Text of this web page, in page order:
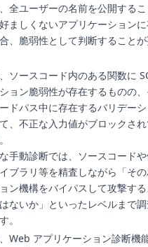
全ユーザーの名前を公開する
ましくないアプリケーション
、脆弱性として判断すること
ソースコード内のある関数に
ョン脆弱性が存在するものの
ドパス中に存在するバリデー
、不正な入力値がブロックさ
手動診断では、ソースコード
ブラリ等を精査しながら「そ
ン機構をバイパスして攻撃す
ないか」といったレベルまで
。
Web アプリケーション診断機能